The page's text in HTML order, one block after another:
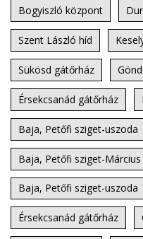
Bogyiszló központ
Szent László híd
Sükösd gátőrház
Érsekcsanád gátőrház
Baja, Petőfi sziget-uszoda
Baja, Petőfi sziget-
Baja, Petőfi sziget-uszoda
Érsekcsanád gátőrház